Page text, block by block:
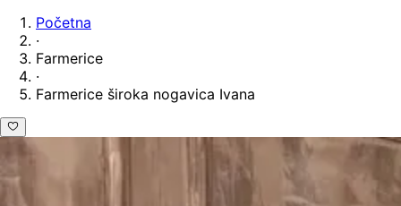
Početna
·
Farmerice
·
Farmerice široka nogavica Ivana